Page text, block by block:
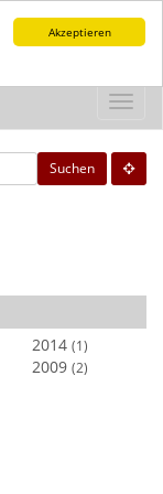
Akzeptieren
Suchen
2014 (1)
2009 (2)